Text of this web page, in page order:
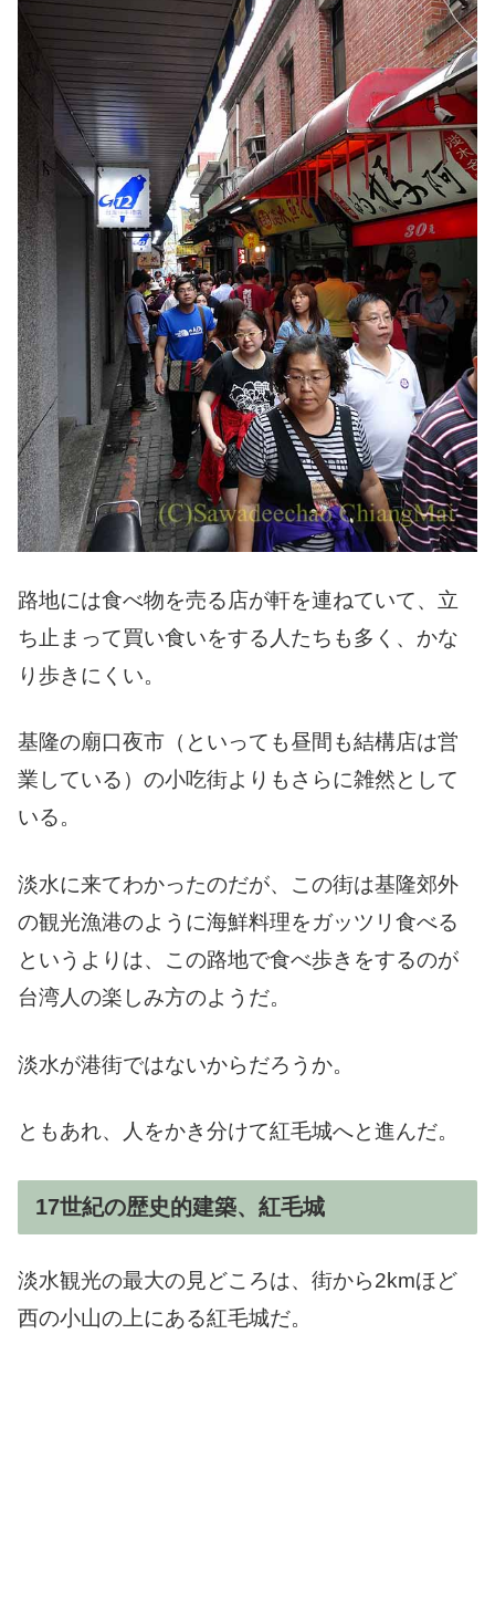
路地には食べ物を売る店が軒を連ねていて、立
ち止まって買い食いをする人たちも多く、かな
り歩きにくい。
基隆の廟口夜市（といっても昼間も結構店は営
業している）の小吃街よりもさらに雑然として
いる。
淡水に来てわかったのだが、この街は基隆郊外
の観光漁港のように海鮮料理をガッツリ食べる
というよりは、この路地で食べ歩きをするのが
台湾人の楽しみ方のようだ。
淡水が港街ではないからだろうか。
ともあれ、人をかき分けて紅毛城へと進んだ。
17世紀の歴史的建築、紅毛城
淡水観光の最大の見どころは、街から2kmほど
西の小山の上にある紅毛城だ。